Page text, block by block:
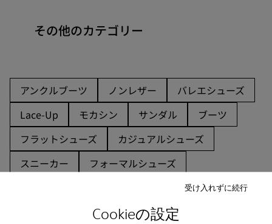
Cookieの設定
受け入れずに続行
その他のカテゴリー
アンクルブーツ ノンレザー
バレエシューズ
Lace-Up
モカシン サンダル
ブーツ
フラットシューズ
カジュアルシューズ
スニーカー
フォーマルシューズ